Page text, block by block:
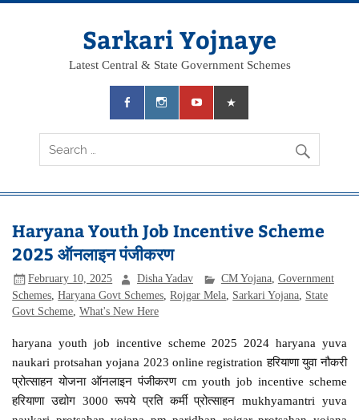
Skip
Sarkari Yojnaye
Latest Central & State Government Schemes
Haryana Youth Job Incentive Scheme
2025 ऑनलाइन पंजीकरण
February 10, 2025 Disha Yadav CM Yojana, Government
Schemes ,Haryana Govt Schemes ,Rojgar Mela Sarkari Yojana State
Govt Scheme ,What's New Here
haryana youth job incentive scheme 2025 2024 haryana yuva
naukari protsahan yojana 2023 online registration हरियाणा युवा नौकरी
प्रोत्साहन योजना ऑनलाइन पंजीकरण cm youth job incentive scheme
हरियाणा उद्योग 3000 रूपये प्रति कर्मी प्रोत्साहन mukhyamantri yuva